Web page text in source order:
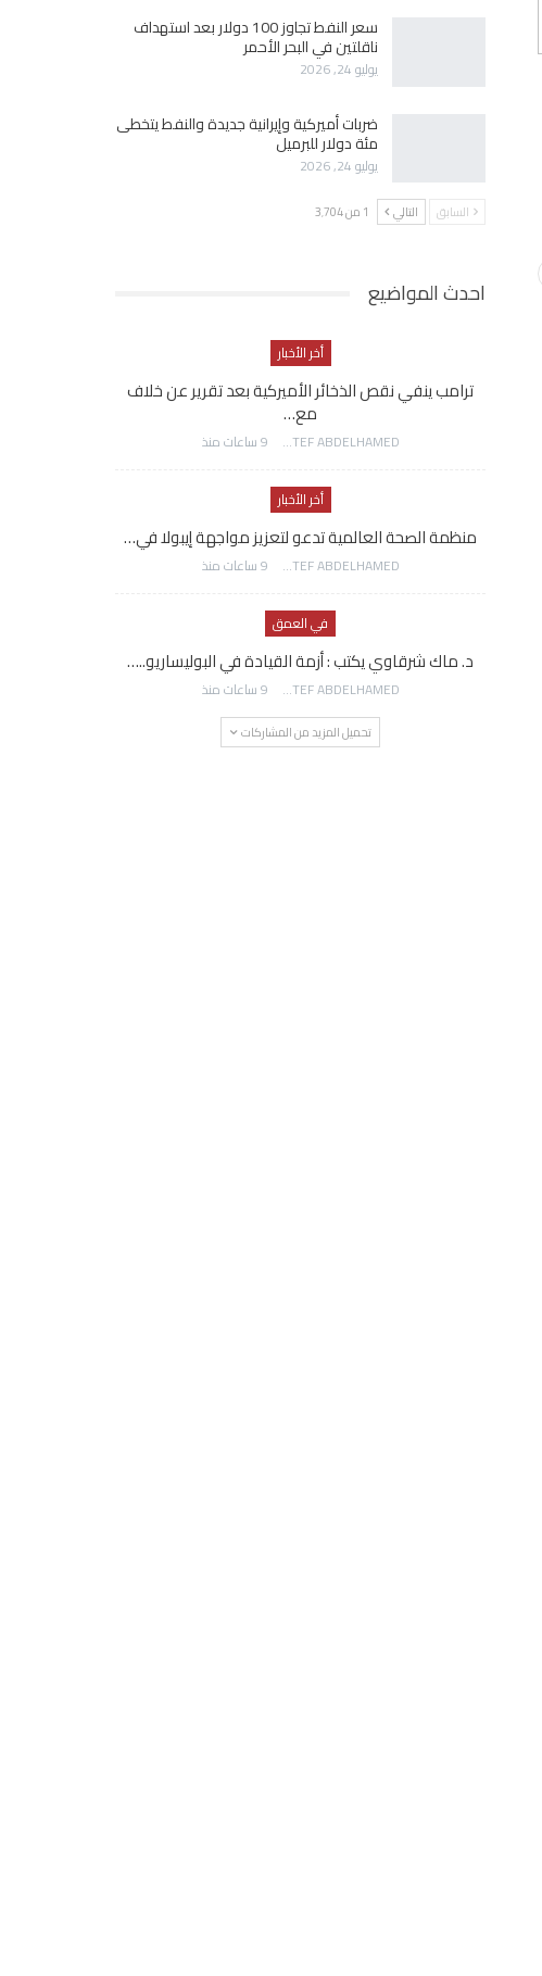
سعر النفط تجاوز 100 دولار بعد استهداف
ناقلتين في البحر الأحمر
يوليو 24, 2026
ضربات أميركية وإيرانية جديدة والنفط يتخطى
مئة دولار للبرميل
يوليو 24, 2026
السابق التالي 1 من 3٬704
احدث المواضيع
أخر الأخبار
ترامب ينفي نقص الذخائر الأميركية بعد تقرير عن خلاف
مع…
AWATEF ABDELHAMED 9 ساعات منذ
أخر الأخبار
منظمة الصحة العالمية تدعو لتعزيز مواجهة إيبولا في…
AWATEF ABDELHAMED 9 ساعات منذ
في العمق
د. ماك شرقاوي يكتب : أزمة القيادة في البوليساريو..…
AWATEF ABDELHAMED 9 ساعات منذ
تحميل المزيد من المشاركات